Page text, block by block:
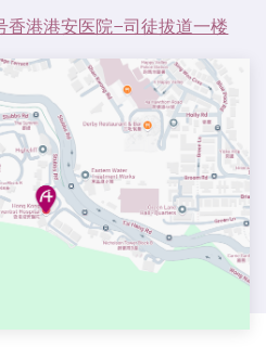
香港港安医院–司徒拔道一楼